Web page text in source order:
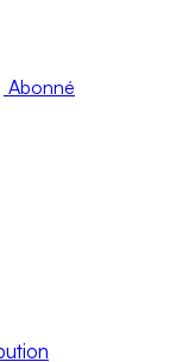
Abonné